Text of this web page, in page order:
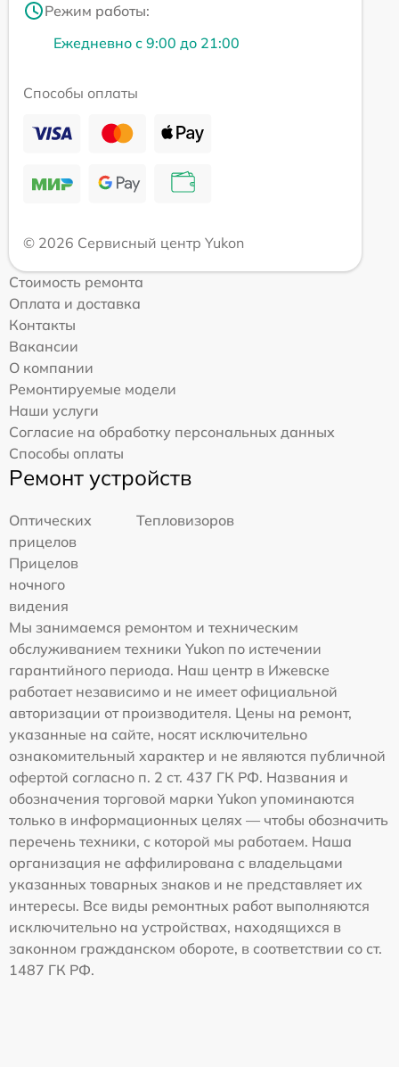
Режим работы:
Ежедневно с 9:00 до 21:00
Способы оплаты
© 2026 Сервисный центр Yukon
Стоимость ремонта
Оплата и доставка
Контакты
Вакансии
О компании
Ремонтируемые модели
Наши услуги
Согласие на обработку персональных данных
Способы оплаты
Ремонт устройств
Оптических
прицелов
Тепловизоров
Прицелов
ночного
видения
Мы занимаемся ремонтом и техническим
обслуживанием техники Yukon по истечении
гарантийного периода. Наш центр в Ижевске
работает независимо и не имеет официальной
авторизации от производителя. Цены на ремонт,
указанные на сайте, носят исключительно
ознакомительный характер и не являются публичной
офертой согласно п. 2 ст. 437 ГК РФ. Названия и
обозначения торговой марки Yukon упоминаются
только в информационных целях — чтобы обозначить
перечень техники, с которой мы работаем. Наша
организация не аффилирована с владельцами
указанных товарных знаков и не представляет их
интересы. Все виды ремонтных работ выполняются
исключительно на устройствах, находящихся в
законном гражданском обороте, в соответствии со ст.
1487 ГК РФ.